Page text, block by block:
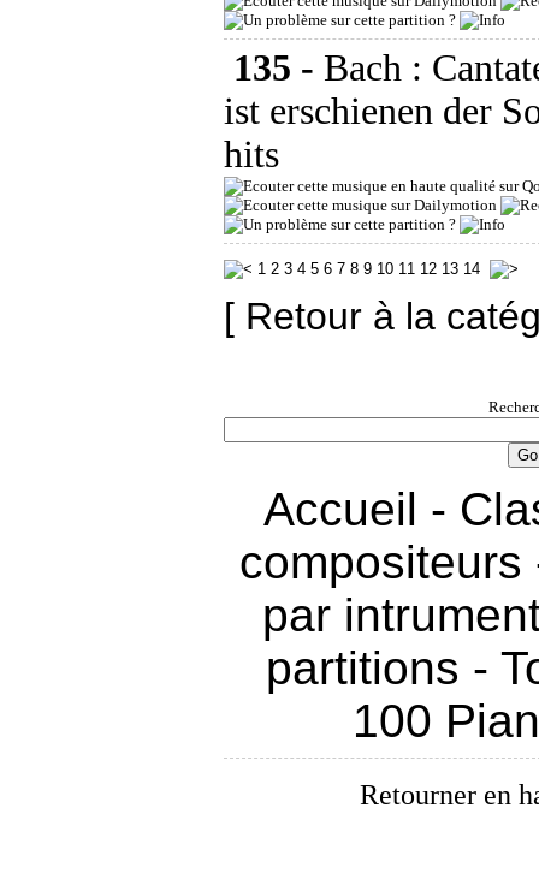
135 - Bach :
ist erschienen der
hits
1 2 3 4 5 6 7 8 9 10 11 12 13 14
[ Retour à la
Accueil -
compositeurs
par
partitions -
100
Retourner en